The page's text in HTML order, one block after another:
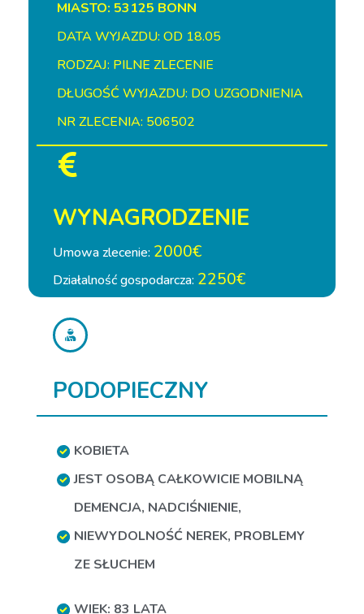
MIASTO: 53125 BONN
DATA WYJAZDU: OD 18.05
RODZAJ: PILNE ZLECENIE
DŁUGOŚĆ WYJAZDU: DO UZGODNIENIA
NR ZLECENIA: 506502
WYNAGRODZENIE
Umowa zlecenie: 2000€
Działalność gospodarcza: 2250€
PODOPIECZNY
KOBIETA
JEST OSOBĄ CAŁKOWICIE MOBILNĄ
DEMENCJA, NADCIŚNIENIE,
NIEWYDOLNOŚĆ NEREK, PROBLEMY
ZE SŁUCHEM
WIEK: 83 LATA